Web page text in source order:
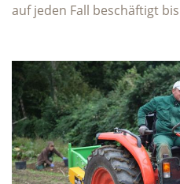
auf jeden Fall beschäftigt